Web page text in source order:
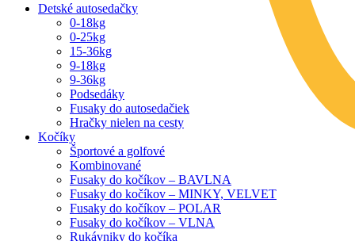
Detské autosedačky
0-18kg
0-25kg
15-36kg
9-18kg
9-36kg
Podsedáky
Fusaky do autosedačiek
Hračky nielen na cesty
Kočíky
Športové a golfové
Kombinované
Fusaky do kočíkov – BAVLNA
Fusaky do kočíkov – MINKY, VELVET
Fusaky do kočíkov – POLAR
Fusaky do kočíkov – VLNA
Rukávniky do kočíka